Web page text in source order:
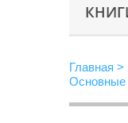
Главная >
Основные